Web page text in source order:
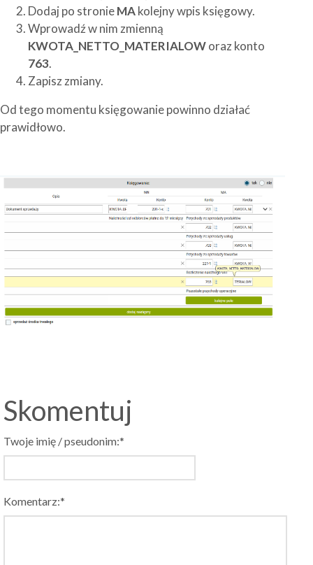
Dodaj po stronieMAkolejny wpis księgowy.
Wprowadź w nim zmienną
KWOTA_NETTO_MATERIALOWoraz konto
763.
Zapisz zmiany.
Od tego momentu księgowanie powinno działać
prawidłowo.
Skomentuj
Twoje imię / pseudonim:*
Komentarz:*